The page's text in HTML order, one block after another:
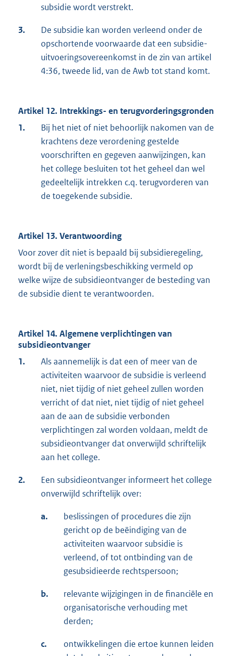
subsidie wordt verstrekt.
3.
De subsidie kan worden verleend onder de
opschortende voorwaarde dat een subsidie-
uitvoeringsovereenkomst in de zin van artikel
4:36, tweede lid, van de Awb tot stand komt.
Artikel 12. Intrekkings- en terugvorderingsgronden
1.
Bij het niet of niet behoorlijk nakomen van de
krachtens deze verordening gestelde
voorschriften en gegeven aanwijzingen, kan
het college besluiten tot het geheel dan wel
gedeeltelijk intrekken c.q. terugvorderen van
de toegekende subsidie.
Artikel 13. Verantwoording
Voor zover dit niet is bepaald bij subsidieregeling,
wordt bij de verleningsbeschikking vermeld op
welke wijze de subsidieontvanger de besteding van
de subsidie dient te verantwoorden.
Artikel 14. Algemene verplichtingen van
subsidieontvanger
1.
Als aannemelijk is dat een of meer van de
activiteiten waarvoor de subsidie is verleend
niet, niet tijdig of niet geheel zullen worden
verricht of dat niet, niet tijdig of niet geheel
aan de aan de subsidie verbonden
verplichtingen zal worden voldaan, meldt de
subsidieontvanger dat onverwijld schriftelijk
aan het college.
2.
Een subsidieontvanger informeert het college
onverwijld schriftelijk over:
a.
beslissingen of procedures die zijn
gericht op de beëindiging van de
activiteiten waarvoor subsidie is
verleend, of tot ontbinding van de
gesubsidieerde rechtspersoon;
b.
relevante wijzigingen in de financiële en
organisatorische verhouding met
derden;
c.
ontwikkelingen die ertoe kunnen leiden